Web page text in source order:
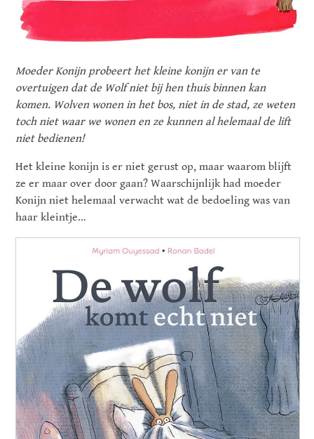
Moeder Konijn probeert het kleine konijn er van te
overtuigen dat de Wolf niet bij hen thuis binnen kan
komen. Wolven wonen in het bos, niet in de stad, ze weten
toch niet waar we wonen en ze kunnen al helemaal de lift
niet bedienen!
Het kleine konijn is er niet gerust op, maar waarom blijft
ze er maar over door gaan? Waarschijnlijk had moeder
Konijn niet helemaal verwacht wat de bedoeling was van
haar kleintje…